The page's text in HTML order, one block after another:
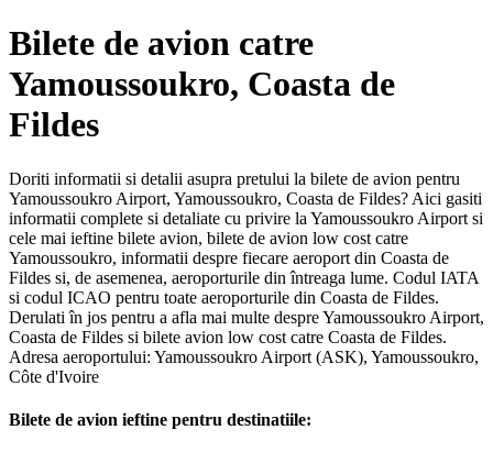
Bilete de avion catre
Yamoussoukro, Coasta de
Fildes
Doriti informatii si detalii asupra pretului la bilete de avion pentru
Yamoussoukro Airport, Yamoussoukro, Coasta de Fildes? Aici gasiti
informatii complete si detaliate cu privire la Yamoussoukro Airport si
cele mai ieftine bilete avion, bilete de avion low cost catre
Yamoussoukro, informatii despre fiecare aeroport din Coasta de
Fildes si, de asemenea, aeroporturile din întreaga lume. Codul IATA
si codul ICAO pentru toate aeroporturile din Coasta de Fildes.
Derulati în jos pentru a afla mai multe despre Yamoussoukro Airport,
Coasta de Fildes si bilete avion low cost catre Coasta de Fildes.
Adresa aeroportului: Yamoussoukro Airport (ASK), Yamoussoukro,
Côte d'Ivoire
Bilete de avion ieftine pentru destinatiile: